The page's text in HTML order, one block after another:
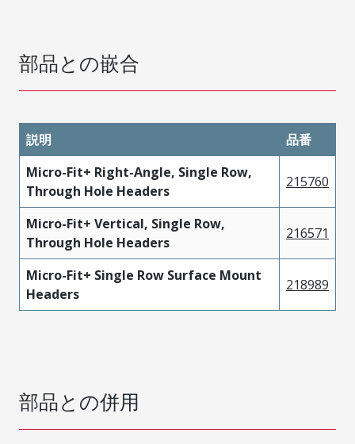
部品との嵌合
説明
品番
Micro-Fit+ Right-Angle, Single Row,
Through Hole Headers
215760
Micro-Fit+ Vertical, Single Row,
Through Hole Headers
216571
Micro-Fit+ Single Row Surface Mount
Headers
218989
部品との併用